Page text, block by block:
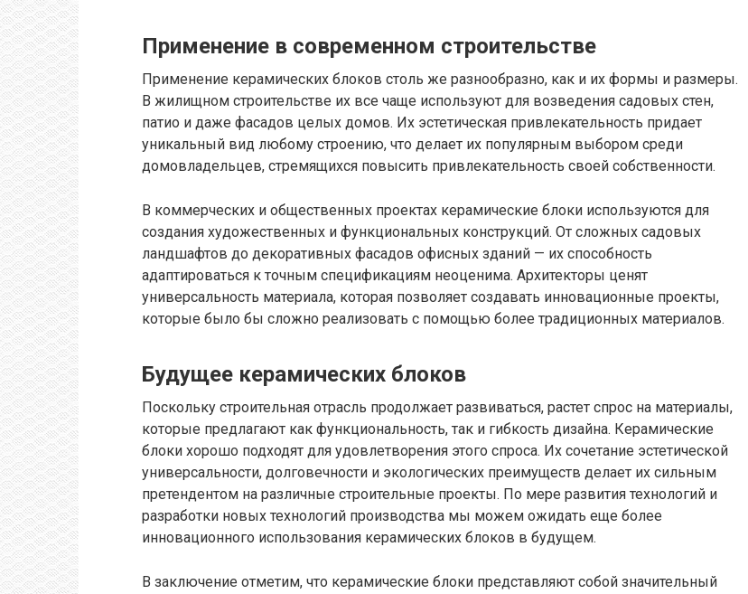
Применение в современном строительстве
Применение керамических блоков столь же разнообразно, как и их формы и размеры.
В жилищном строительстве их все чаще используют для возведения садовых стен,
патио и даже фасадов целых домов. Их эстетическая привлекательность придает
уникальный вид любому строению, что делает их популярным выбором среди
домовладельцев, стремящихся повысить привлекательность своей собственности.
В коммерческих и общественных проектах керамические блоки используются для
создания художественных и функциональных конструкций. От сложных садовых
ландшафтов до декоративных фасадов офисных зданий — их способность
адаптироваться к точным спецификациям неоценима. Архитекторы ценят
универсальность материала, которая позволяет создавать инновационные проекты,
которые было бы сложно реализовать с помощью более традиционных материалов.
Будущее керамических блоков
Поскольку строительная отрасль продолжает развиваться, растет спрос на материалы,
которые предлагают как функциональность, так и гибкость дизайна. Керамические
блоки хорошо подходят для удовлетворения этого спроса. Их сочетание эстетической
универсальности, долговечности и экологических преимуществ делает их сильным
претендентом на различные строительные проекты. По мере развития технологий и
разработки новых технологий производства мы можем ожидать еще более
инновационного использования керамических блоков в будущем.
В заключение отметим, что керамические блоки представляют собой значительный